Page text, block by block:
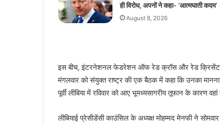
ही विरोध, अपनों ने कहा- ‘आत्मघाती कदम’
August 8, 2026
इस बीच, इंटरनेशनल फेडरेशन ऑफ रेड क्रॉस और रेड क्रिसेंट
मंगलवार को संयुक्त राष्ट्र की एक बैठक में कहा कि उनका
पूर्वी लीबिया में रविवार को आए भूमध्यसागरीय तूफान के कारण
लीबियाई प्रेसीडेंसी काउंसिल के अध्यक्ष मोहम्मद मेनफी ने